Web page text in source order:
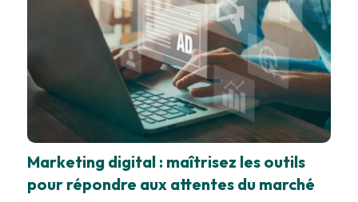
Marketing digital : maîtrisez les outils
pour répondre aux attentes du marché